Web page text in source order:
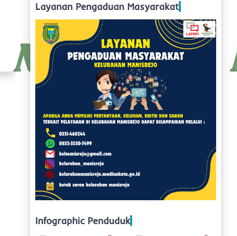
Layanan Pengaduan Masyarakat
Infographic Penduduk